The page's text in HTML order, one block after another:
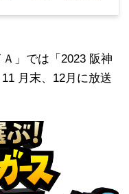
」では「2023 阪神
月末、12月に放送